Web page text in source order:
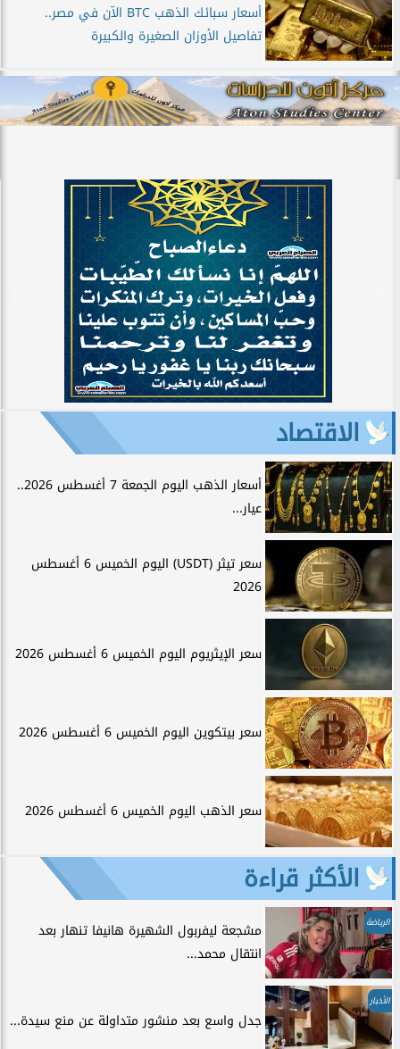
أسعار سبائك الذهب BTC الآن في مصر..
تفاصيل الأوزان الصغيرة والكبيرة
الاقتصاد
أسعار الذهب اليوم الجمعة 7 أغسطس 2026..
عيار...
سعر تيثر (USDT) اليوم الخميس 6 أغسطس
2026
سعر الإيثريوم اليوم الخميس 6 أغسطس 2026
سعر بيتكوين اليوم الخميس 6 أغسطس 2026
سعر الذهب اليوم الخميس 6 أغسطس 2026
الأكثر قراءة
الرياضة
مشجعة ليفربول الشهيرة هانيفا تنهار بعد
انتقال محمد...
الأخبار
جدل واسع بعد منشور متداولة عن منع سيدة...